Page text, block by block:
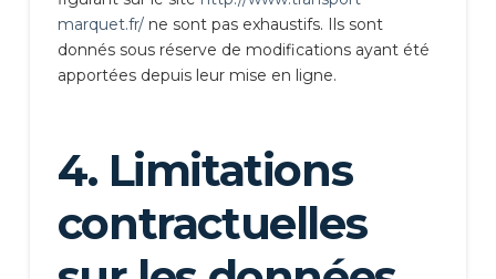
marquet.fr/ne sont pas exhaustifs. Ils sont
donnés sous réserve de modifications ayant été
apportées depuis leur mise en ligne.
4. Limitations
contractuelles